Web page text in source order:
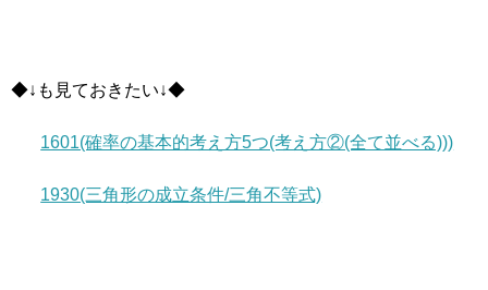
◆↓も見ておきたい↓◆
1601(確率の基本的考え方5つ(考え方②(全て並べる)))
1930(三角形の成立条件/三角不等式)